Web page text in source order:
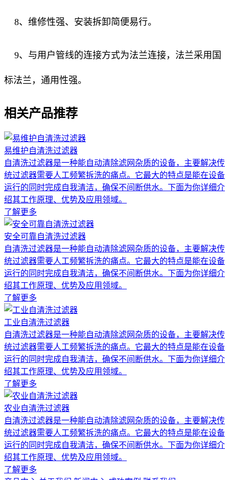
8、维修性强、安装拆卸简便易行。
9、与用户管线的连接方式为法兰连接，法兰采用国
标法兰，通用性强。
相关产品推荐
易维护自清洗过滤器
自清洗过滤器是一种能自动清除滤网杂质的设备，主要解决传
统过滤器需要人工频繁拆洗的痛点。它最大的特点是能在设备
运行的同时完成自我清洁，确保不间断供水。下面为你详细介
绍其工作原理、优势及应用领域。
了解更多
安全可靠自清洗过滤器
自清洗过滤器是一种能自动清除滤网杂质的设备，主要解决传
统过滤器需要人工频繁拆洗的痛点。它最大的特点是能在设备
运行的同时完成自我清洁，确保不间断供水。下面为你详细介
绍其工作原理、优势及应用领域。
了解更多
工业自清洗过滤器
自清洗过滤器是一种能自动清除滤网杂质的设备，主要解决传
统过滤器需要人工频繁拆洗的痛点。它最大的特点是能在设备
运行的同时完成自我清洁，确保不间断供水。下面为你详细介
绍其工作原理、优势及应用领域。
了解更多
农业自清洗过滤器
自清洗过滤器是一种能自动清除滤网杂质的设备，主要解决传
统过滤器需要人工频繁拆洗的痛点。它最大的特点是能在设备
运行的同时完成自我清洁，确保不间断供水。下面为你详细介
绍其工作原理、优势及应用领域。
了解更多